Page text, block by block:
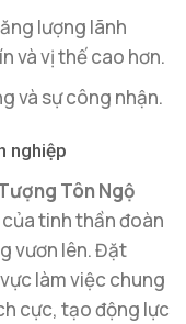
lượng lãnh
và vị thế cao hơn.
và sự công nhận.
nghiệp
Tôn Ngộ
tinh thần đoàn
vươn lên. Đặt
làm việc chung
cực, tạo động lực